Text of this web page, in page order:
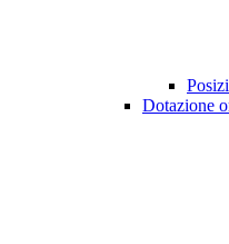
Dotazione